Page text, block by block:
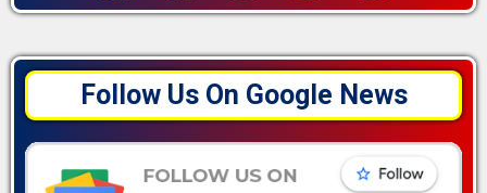
Follow Us On Google News